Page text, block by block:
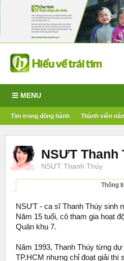
MENU
Tìm trong đồng hành Thành viên
NSƯT Thanh
NSƯT Thanh Thúy
Thông
NSƯT - ca sĩ Thanh Thúy sinh
Năm 15 tuổi, cô tham gia hoạt
Quân khu 7.
Năm 1993, Thanh Thúy từng
TP.HCM nhưng chỉ đoạt giải thí